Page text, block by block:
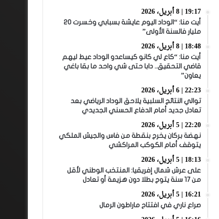
19:17 | 8 أبريل، 2026
أيت منا: “الوداد اليوم عايشة بسبابي وخسرت 20
مليار فالسنة الأولى”
18:48 | 8 أبريل، 2026
أيت منا: “كاع لي كانو كيساعدو الوداد عيط ليهم
قاضي التحقيق.. دابا حتى شي واحد ما بقا باغي
يعاون”
22:23 | 6 أبريل، 2026
توالي النتائج السلبية يلاحق الوداد الرياضي بعد
تعادل جديد أمام الدفاع الحسني الجديدي
22:20 | 5 أبريل، 2026
نهضة بركان يخرج بنقطة من فاس والجيش الملكي
يتوقف أمام الكوكب المراكشي
18:13 | 5 أبريل، 2026
على عرش شمال إفريقيا: المنتخب الوطني لأقل
من 17 سنة يتوج بطلا دون هزيمة أو تعادل
16:21 | 5 أبريل، 2026
صراع ناري في افتتاح ماراطون الرمال